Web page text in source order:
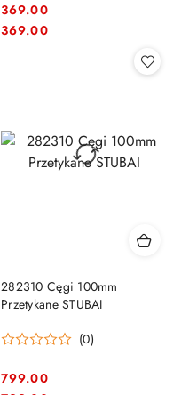
Cena:
369.00
Cena:
369.00
282310 Cęgi 100mm
Przetykane STUBAI
(0)
799.00